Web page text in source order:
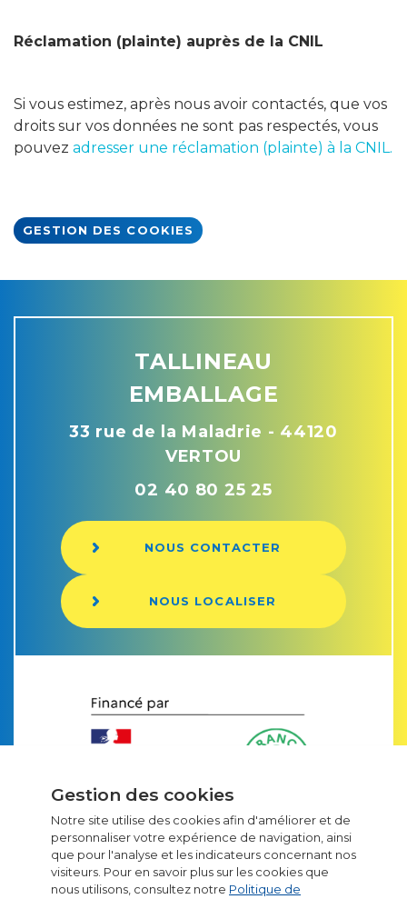
Réclamation (plainte) auprès de la CNIL
Si vous estimez, après nous avoir contactés, que vos
droits sur vos données ne sont pas respectés, vous
pouvez adresser une réclamation (plainte) à la CNIL.
GESTION DES COOKIES
TALLINEAU
EMBALLAGE
33 rue de la Maladrie - 44120
VERTOU
02 40 80 25 25
NOUS CONTACTER
NOUS LOCALISER
Emballages carton
Gestion des cookies
Notre site utilise des cookies afin d'améliorer et de
personnaliser votre expérience de navigation, ainsi
que pour l'analyse et les indicateurs concernant nos
visiteurs. Pour en savoir plus sur les cookies que
nous utilisons, consultez notre Politique de